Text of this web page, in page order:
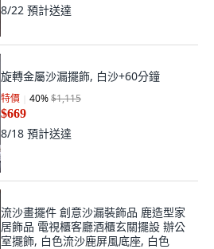
8/22 預計送達
旋轉金屬沙漏擺飾, 白沙+60分鐘
特價 40%$1,115
$669
8/18 預計送達
流沙畫擺件 創意沙漏裝飾品 鹿造型家
居飾品 電視櫃客廳酒櫃玄關擺設 辦公
室擺飾, 白色流沙鹿屏風底座, 白色